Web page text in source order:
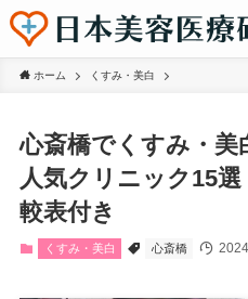
ホーム くすみ・美白
心斎橋でくすみ・
人気クリニック15
較表付き
くすみ・美白 心斎橋